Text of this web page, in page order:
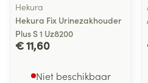
Hekura
Hekura Fix Urinezakhouder
Plus S 1 Uz8200
€ 11,60
Niet beschikbaar